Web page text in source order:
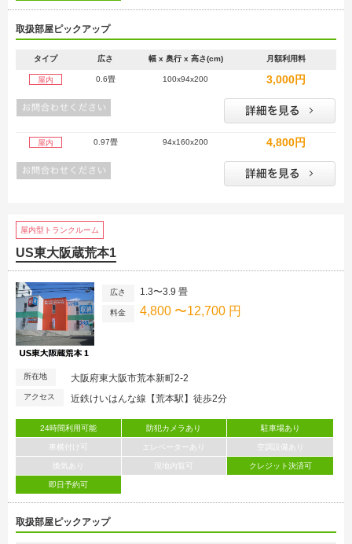
取扱部屋ピックアップ
タイプ 広さ 幅 x 奥行 x 高さ(cm) 月額利用料
屋内 0.6畳 100x94x200 3,000円
屋内 0.97畳 94x160x200 4,800円
屋内型トランクルーム
US東大阪蔵荒本1
広さ 1.3〜3.9 畳
料金 4,800 〜12,700 円
所在地 大阪府東大阪市荒本新町2-2
アクセス 近鉄けいはんな線【荒本駅】徒歩2分
24時間利用可能 防犯カメラあり 駐車場あり
車横付け可 エレベーターあり 空調設備あり
換気あり 現地内覧可 クレジット決済可
即日予約可
取扱部屋ピックアップ